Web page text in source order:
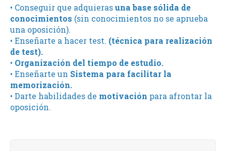
• Conseguir que adquierasuna base sólida de
conocimientos (sin conocimientos no se aprueba
una oposición).
• Enseñarte a hacer test. (técnica para realización
de test).
• Organización del tiempo de estudio.
• Enseñarte un Sistema para facilitar la
memorización.
• Darte habilidades de motivación para afrontar la
oposición.